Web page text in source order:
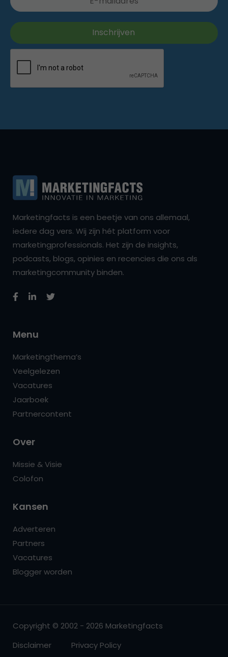
Marketingfacts is een beetje van ons allemaal,
iedere dag vers. Wij zijn hét platform voor
marketingprofessionals. Het zijn de insights,
podcasts, blogs, opinies en recencies die ons als
marketingcommunity binden.
Menu
Marketingthema’s
Veelgelezen
Vacatures
Jaarboek
Partnercontent
Over
Missie & Visie
Colofon
Kansen
Adverteren
Partners
Vacatures
Blogger worden
Copyright © 2002 - 2026 Marketingfacts
Disclaimer
Privacy Policy